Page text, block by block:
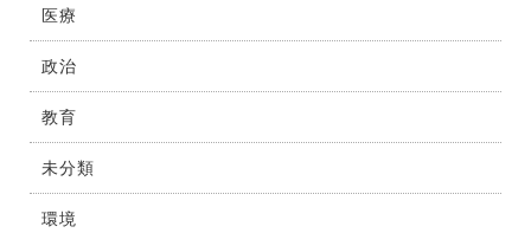
医療
政治
教育
未分類
環境